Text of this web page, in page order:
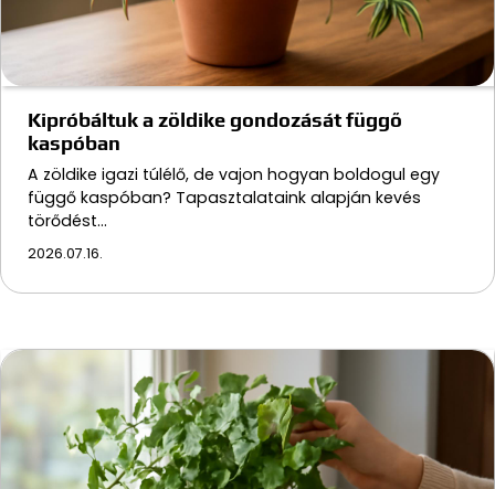
Kipróbáltuk a zöldike gondozását függő
kaspóban
A zöldike igazi túlélő, de vajon hogyan boldogul egy
függő kaspóban? Tapasztalataink alapján kevés
törődést…
2026.07.16.